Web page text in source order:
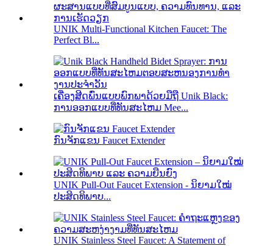
UNIK Multi-Functional Kitchen Faucet: The
Perfect Bl...
ເຄື່ອງສີດພົ່ນແບບພົກພາດ້ວຍມືຖື Unik Black:
ການອອກແບບທີ່ທັນສະໄຫມ Mee...
ກົນຈັກແຂນ Faucet Extender
UNIK Pull-Out Faucet Extension - ນິຍາມໃໝ່
ປະສິດທິພາບ...
UNIK Stainless Steel Faucet: A Statement of